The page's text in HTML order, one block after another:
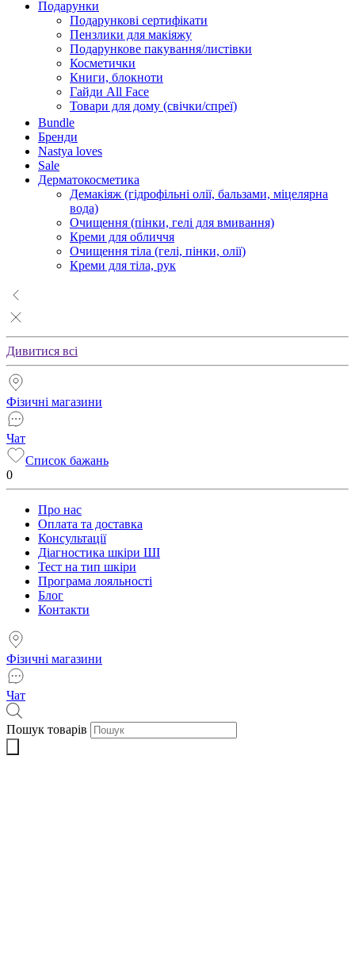
Подарунки
Подарункові сертифікати
Пензлики для макіяжу
Подарункове пакування/листівки
Косметички
Книги, блокноти
Гайди All Face
Товари для дому (свічки/спреї)
Bundle
Бренди
Nastya loves
Sale
Дерматокосметика
Демакіяж (гідрофільні олії, бальзами, міцелярна
вода)
Очищення (пінки, гелі для вмивання)
Креми для обличчя
Очищення тіла (гелі, пінки, олії)
Креми для тіла, рук
Дивитися всі
Фізичні магазини
Чат
Список бажань
0
Про нас
Оплата та доставка
Консультації
Діагностика шкіри ШІ
Тест на тип шкіри
Програма лояльності
Блог
Контакти
Фізичні магазини
Чат
Пошук товарів